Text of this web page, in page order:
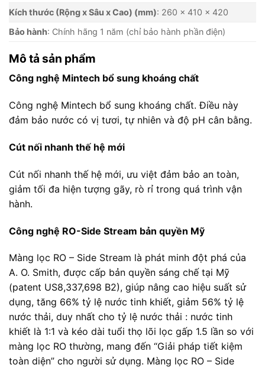
Kích thước (Rộng x Sâu x Cao) (mm): 260 x 410 x 420
Bảo hành: Chính hãng 1 năm (chỉ bảo hành phần điện)
Mô tả sản phẩm
Công nghệ Mintech bổ sung khoáng chất
Công nghệ Mintech bổ sung khoáng chất. Điều này
đảm bảo nước có vị tươi, tự nhiên và độ pH cân bằng.
Cút nối nhanh thế hệ mới
Cút nối nhanh thế hệ mới, ưu việt đảm bảo an toàn,
giảm tối đa hiện tượng gãy, rò rỉ trong quá trình vận
hành.
Công nghệ RO-Side Stream bản quyền Mỹ
Màng lọc RO – Side Stream là phát minh đột phá của
A. O. Smith, được cấp bản quyền sáng chế tại Mỹ
(patent US8,337,698 B2), giúp nâng cao hiệu suất sử
dụng, tăng 66% tỷ lệ nước tinh khiết, giảm 56% tỷ lệ
nước thải, duy nhất cho tỷ lệ nước thải : nước tinh
khiết là 1:1 và kéo dài tuổi thọ lõi lọc gấp 1.5 lần so với
màng lọc RO thường, mang đến “Giải pháp tiết kiệm
toàn diện” cho người sử dụng. Màng lọc RO – Side